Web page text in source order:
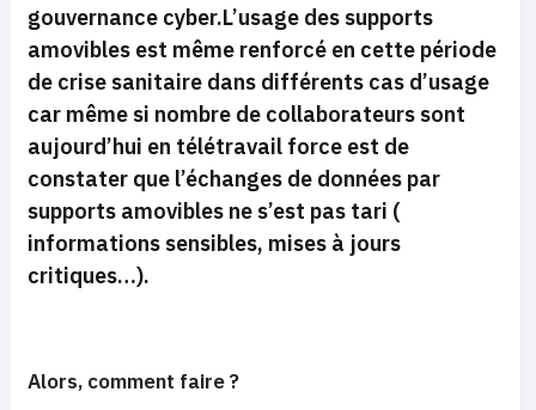
gouvernance cyber.L’usage des supports
amovibles est même renforcé en cette période
de crise sanitaire dans différents cas d’usage
car même si nombre de collaborateurs sont
aujourd’hui en télétravail force est de
constater que l’échanges de données par
supports amovibles ne s’est pas tari (
informations sensibles, mises à jours
critiques…).
Alors, comment faire ?